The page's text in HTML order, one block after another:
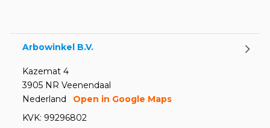
Arbowinkel B.V.
Kazemat 4
3905 NR Veenendaal
Nederland
Open in Google Maps
KVK: 99296802